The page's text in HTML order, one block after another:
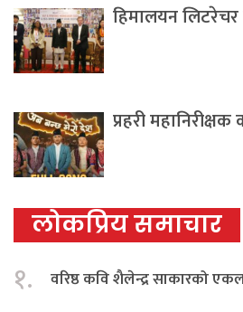
हिमालयन लिटरेचर
प्रहरी
लोकप्रिय समाचार
१. वरिष्ठ कवि शैलेन्द्र साकारको